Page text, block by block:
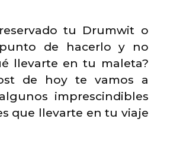
tu Drumwit o
de hacerlo y no
llevarte en tu maleta?
de hoy te vamos a
imprescindibles
que llevarte en tu viaje